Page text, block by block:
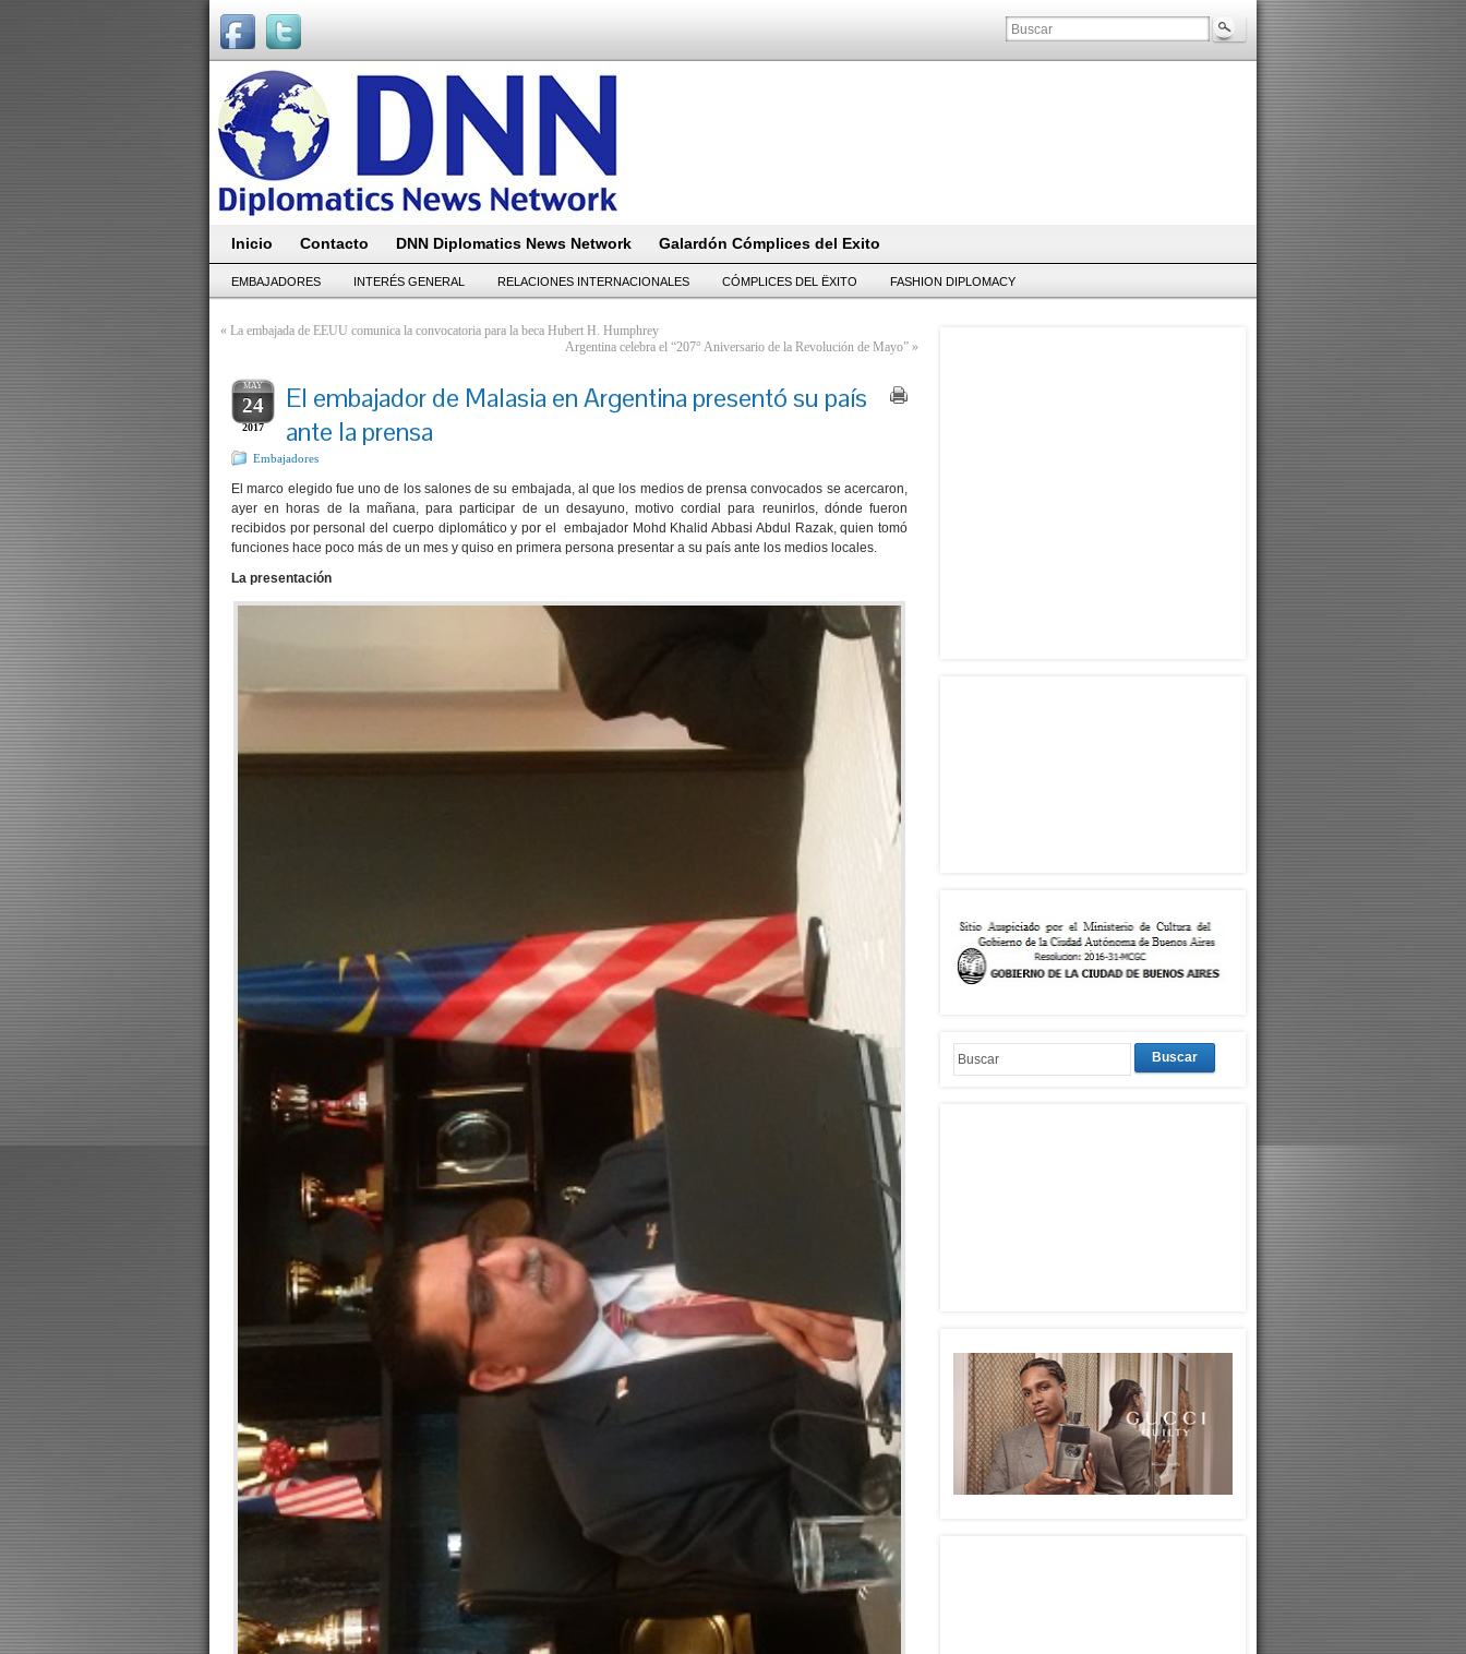
Inicio Contacto DNN Diplomatics News Network Galardón Cómplices del Exito
EMBAJADORES INTERÉS GENERAL RELACIONES INTERNACIONALES CÓMPLICES DEL ËXITO FASHION DIPLOMACY
« La embajada de EEUU comunica la convocatoria para la beca Hubert H. Humphrey
Argentina celebra el “207° Aniversario de la Revolución de Mayo” »
MAY
24
2017
El embajador de Malasia en Argentina presentó su país
ante la prensa
Embajadores
El marco elegido fue uno de los salones de su embajada, al que los medios de prensa convocados se acercaron,
ayer en horas de la mañana, para participar de un desayuno, motivo cordial para reunirlos, dónde fueron
recibidos por personal del cuerpo diplomático y por el embajador Mohd Khalid Abbasi Abdul Razak, quien tomó
funciones hace poco más de un mes y quiso en primera persona presentar a su país ante los medios locales.
La presentación
Buscar